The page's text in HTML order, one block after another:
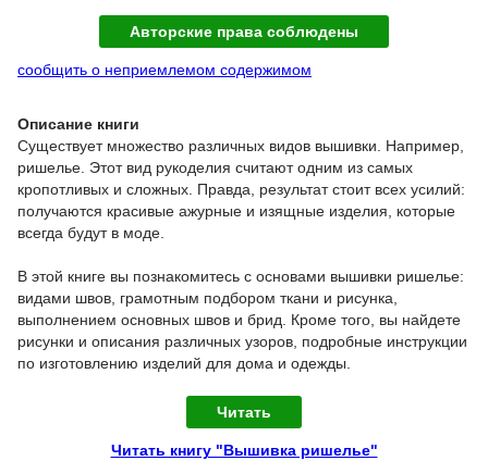
Авторские права соблюдены
сообщить о неприемлемом содержимом
Описание книги
Существует множество различных видов вышивки. Например,
ришелье. Этот вид рукоделия считают одним из самых
кропотливых и сложных. Правда, результат стоит всех усилий:
получаются красивые ажурные и изящные изделия, которые
всегда будут в моде.
В этой книге вы познакомитесь с основами вышивки ришелье:
видами швов, грамотным подбором ткани и рисунка,
выполнением основных швов и брид. Кроме того, вы найдете
рисунки и описания различных узоров, подробные инструкции
по изготовлению изделий для дома и одежды.
Читать
Читать книгу "Вышивка ришелье"